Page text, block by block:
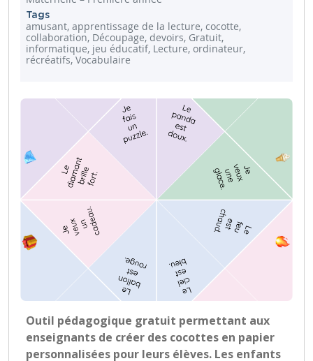
Tags
amusant, apprentissage de la lecture, cocotte,
collaboration, Découpage, devoirs, Gratuit,
informatique, jeu éducatif, Lecture, ordinateur,
récréatifs, Vocabulaire
Outil pédagogique gratuit permettant aux
enseignants de créer des cocottes en papier
personnalisées pour leurs élèves. Les enfants